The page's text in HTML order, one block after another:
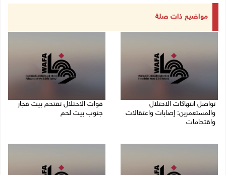
مواضيع ذات صلة
تواصل انتهاكات الاحتلال
والمستعمرين: إصابات واعتقالات
واقتحامات
قوات الاحتلال تقتحم بيت فجار
جنوب بيت لحم